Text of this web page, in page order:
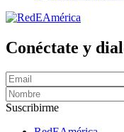
Conéctate y
Suscribirme